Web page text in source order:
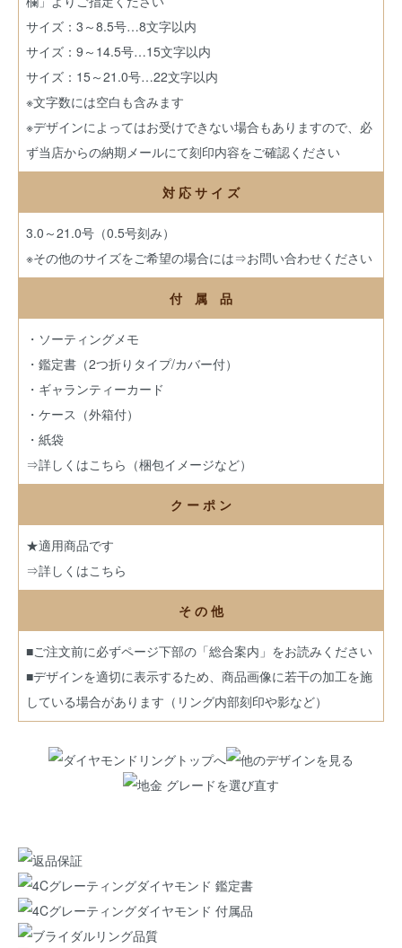
サイズ：3～8.5号…8文字以内
サイズ：9～14.5号…15文字以内
サイズ：15～21.0号…22文字以内
※文字数には空白も含みます
※デザインによってはお受けできない場合もありますので、必
ず当店からの納期メールにて刻印内容をご確認ください
対 応 サ イ ズ
3.0～21.0号（0.5号刻み）
※その他のサイズをご希望の場合には⇒お問い合わせください
付 属 品
・ソーティングメモ
・鑑定書（2つ折りタイプ/カバー付）
・ギャランティーカード
・ケース（外箱付）
・紙袋
⇒詳しくはこちら（梱包イメージなど）
ク ー ポ ン
★適用商品です
⇒詳しくはこちら
そ の 他
■ご注文前に必ずページ下部の「総合案内」をお読みください
■デザインを適切に表示するため、商品画像に若干の加工を施
している場合があります（リング内部刻印や影など）